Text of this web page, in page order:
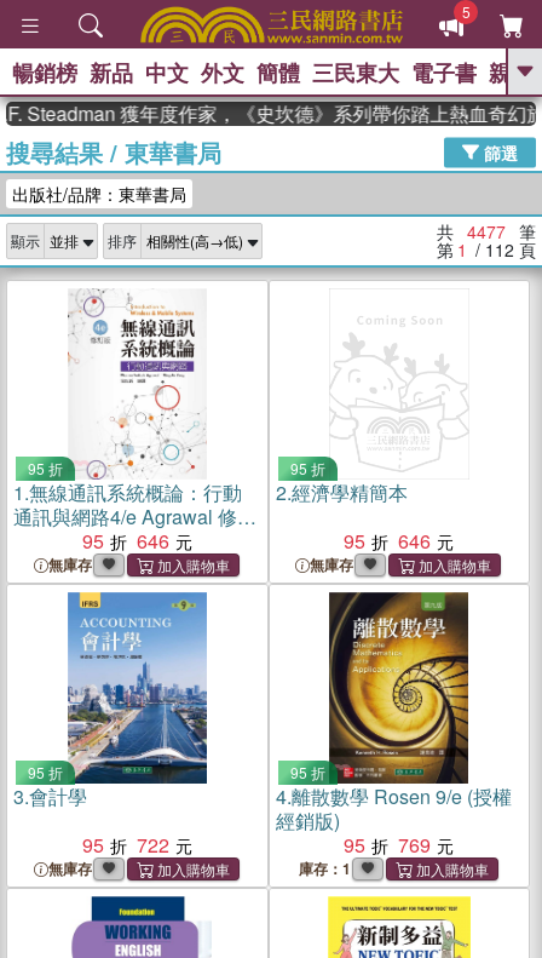
5
GO
The Odyssey 、
父親節 、 如果歷史是一群喵 、 暑期
念華 、 台灣的李登輝時代 、 數學女
孩：黎曼猜想
偉大的迷走神經
暢銷榜 新品 中文 外文 簡體 三民東大 電子書 親子
獲年度作家，《史坎德》系列帶你踏上熱血奇幻旅程
搜尋結果/ 東華書局
篩選
出版社/品牌：東華書局
顯示 排序 共 4477 筆
第 1 / 112 頁
95 折
1.無線通訊系統概論：行動
通訊與網路4/e Agrawal 修訂
版 (授權經銷版)
95 646
無庫存
95 折
2.經濟學精簡本
95
646
無庫存
95 折
3.會計學
95
722
無庫存
95 折
4.離散數學 Rosen 9/e (授權
經銷版)
95
769
庫存：1